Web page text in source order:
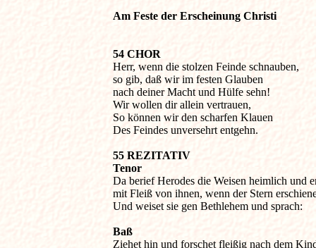
Am Feste der Erscheinung Christi
54 CHOR
Herr, wenn die stolzen Feinde schnauben,
so gib, daß wir im festen Glauben
nach deiner Macht und Hülfe sehn!
Wir wollen dir allein vertrauen,
So können wir den scharfen Klauen
Des Feindes unversehrt entgehn.
55 REZITATIV
Tenor
Da berief Herodes die Weisen heimlich und
mit Fleiß von ihnen, wenn der Stern
Und weiset sie gen Bethlehem und sprach:
Baß
Ziehet hin und forschet fleißig nach dem